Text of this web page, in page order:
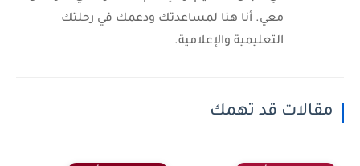
معي. أنا هنا لمساعدتك ودعمك في رحلتك
التعليمية والإعلامية.
مقالات قد تهمك